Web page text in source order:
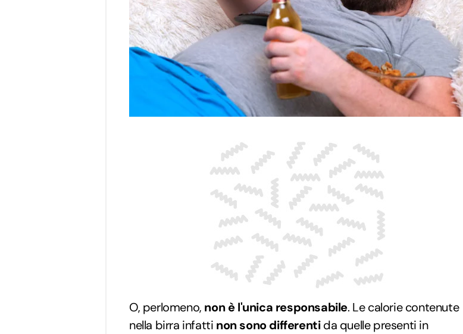
O, perlomeno, non è l'unica responsabile. Le calorie contenute
nella birra infatti non sono differentida quelle presenti in